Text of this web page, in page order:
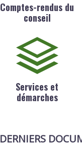
Comptes-rendus du
conseil
Services et
démarches
DERNIERS